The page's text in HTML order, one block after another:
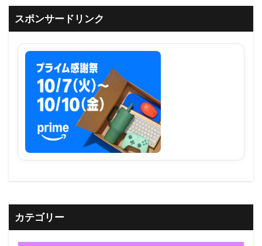
スポンサードリンク
カテゴリー